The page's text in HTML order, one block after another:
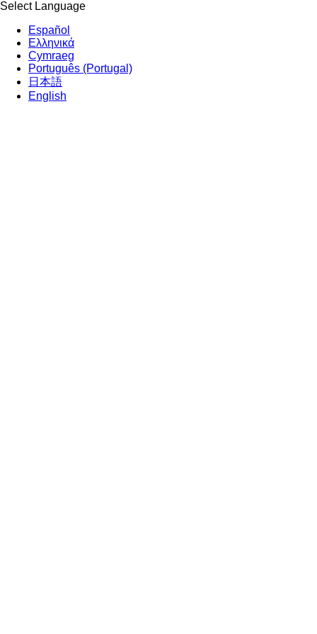
Select Language
Español
Ελληνικά
Cymraeg
Português (Portugal)
日本語
English